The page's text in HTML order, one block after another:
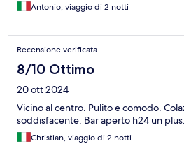
Antonio, viaggio di 2 notti
Recensione verificata
8/10 Ottimo
20 ott 2024
Vicino al centro. Pulito e comodo.
soddisfacente. Bar aperto h24 un plus.
Christian, viaggio di 2 notti